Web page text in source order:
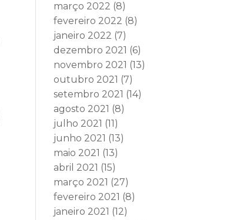
março 2022 (8)
fevereiro 2022 (8)
janeiro 2022 (7)
dezembro 2021 (6)
novembro 2021 (13)
outubro 2021 (7)
setembro 2021 (14)
agosto 2021 (8)
julho 2021 (11)
junho 2021 (13)
maio 2021 (13)
abril 2021 (15)
março 2021 (27)
fevereiro 2021 (8)
janeiro 2021 (12)